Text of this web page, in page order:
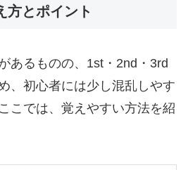
方とポイント
あるものの、1st・2nd・3rd
、初心者には少し混乱しやす
こでは、覚えやすい方法を紹